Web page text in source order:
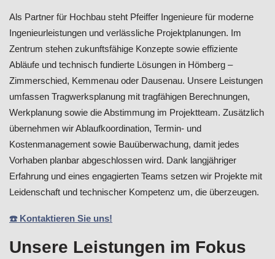
Als Partner für Hochbau steht Pfeiffer Ingenieure für moderne
Ingenieurleistungen und verlässliche Projektplanungen. Im
Zentrum stehen zukunftsfähige Konzepte sowie effiziente
Abläufe und technisch fundierte Lösungen in Hömberg –
Zimmerschied, Kemmenau oder Dausenau. Unsere Leistungen
umfassen Tragwerksplanung mit tragfähigen Berechnungen,
Werkplanung sowie die Abstimmung im Projektteam. Zusätzlich
übernehmen wir Ablaufkoordination, Termin- und
Kostenmanagement sowie Bauüberwachung, damit jedes
Vorhaben planbar abgeschlossen wird. Dank langjähriger
Erfahrung und eines engagierten Teams setzen wir Projekte mit
Leidenschaft und technischer Kompetenz um, die überzeugen.
☎️ Kontaktieren Sie uns!
Unsere Leistungen im Fokus